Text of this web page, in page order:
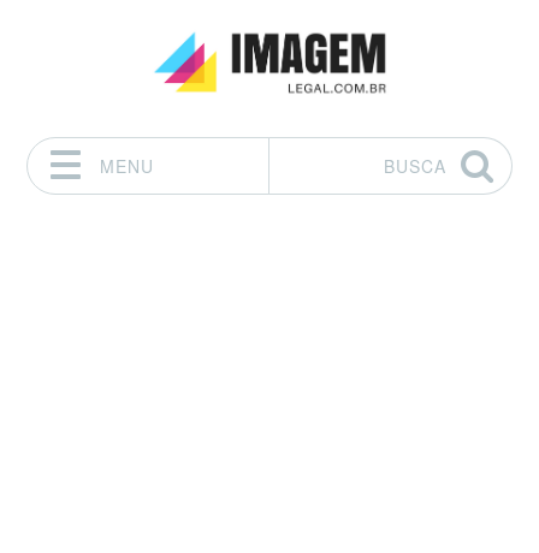
MENU
BUSCA